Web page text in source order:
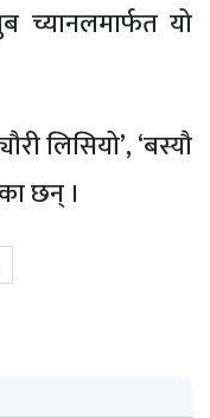
यो
लिसियो’, ‘बस्यौ
छन् ।